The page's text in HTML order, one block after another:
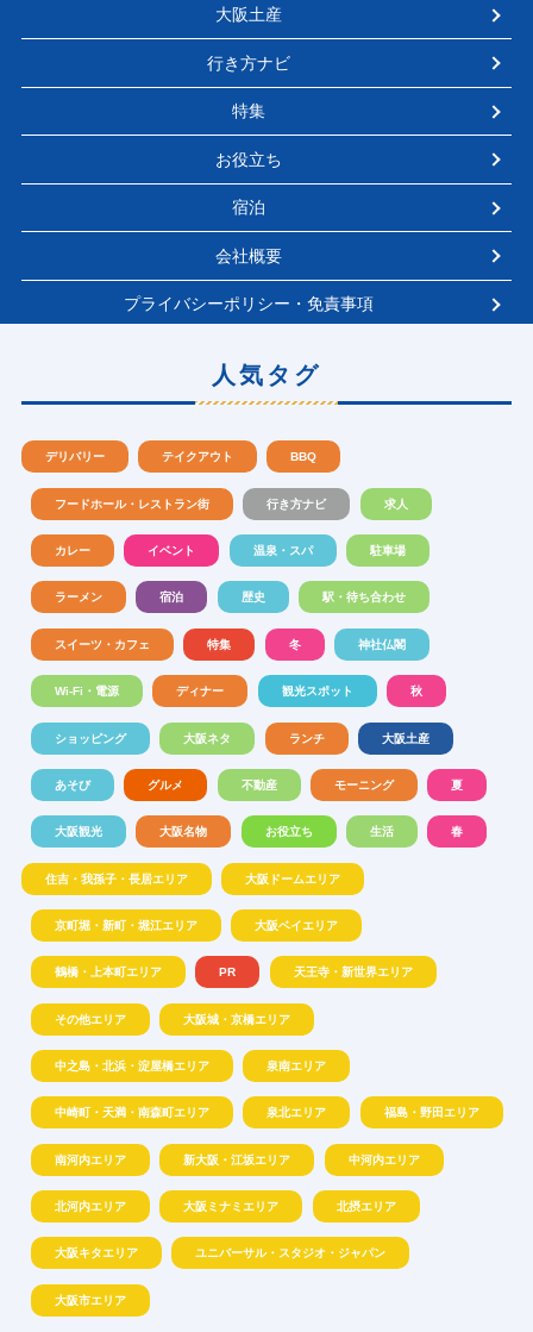
大阪土産
行き方ナビ
特集
お役立ち
宿泊
会社概要
プライバシーポリシー・免責事項
人気タグ
デリバリー テイクアウト BBQ
フードホール・レストラン街 行き方ナビ 求人
カレー イベント 温泉・スパ 駐車場
ラーメン 宿泊 歴史 駅・待ち合わせ
スイーツ・カフェ 特集 冬 神社仏閣
Wi-Fi・電源 ディナー 観光スポット 秋
ショッピング 大阪ネタ ランチ 大阪土産
あそび グルメ 不動産 モーニング 夏
大阪観光 大阪名物 お役立ち 生活 春
住吉・我孫子・長居エリア 大阪ドームエリア
京町堀・新町・堀江エリア 大阪ベイエリア
鶴橋・上本町エリア PR 天王寺・新世界エリア
その他エリア 大阪城・京橋エリア
中之島・北浜・淀屋橋エリア 泉南エリア
中崎町・天満・南森町エリア 泉北エリア 福島・野田エリア
南河内エリア 新大阪・江坂エリア 中河内エリア
北河内エリア 大阪ミナミエリア 北摂エリア
大阪キタエリア ユニバーサル・スタジオ・ジャパン
大阪市エリア